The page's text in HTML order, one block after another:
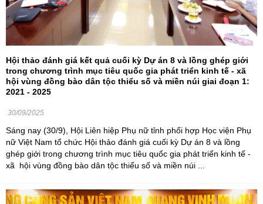
Hội thảo đánh giá kết quả cuối kỳ Dự án 8 và lồng ghép giới
trong chương trình mục tiêu quốc gia phát triển kinh tế - xã
hội vùng đồng bào dân tộc thiểu số và miền núi giai đoạn 1:
2021 - 2025
30/09/2025
Sáng nay (30/9), Hội Liên hiệp Phụ nữ tỉnh phối hợp Học viện Phụ
nữ Việt Nam tổ chức Hội thảo đánh giá cuối kỳ Dự án 8 và lồng
ghép giới trong chương trình mục tiêu quốc gia phát triển kinh tế -
xã hội vùng đồng bào dân tộc thiểu số và miền núi ...